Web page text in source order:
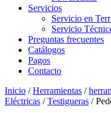
Servicios
Servicio en
Servicio
Preguntas frecuentes
Catálogos
Pagos
Contacto
Inicio /Herramientas /
Eléctricas /Testigueras /